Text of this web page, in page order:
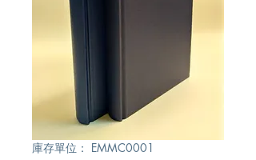
庫存單位： EMMC0001